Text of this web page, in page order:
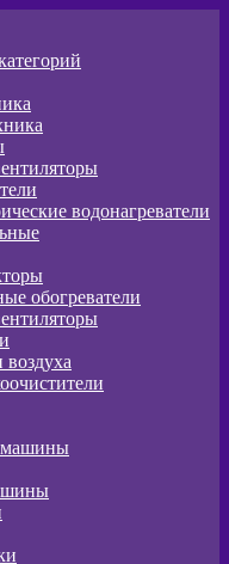
водонагреватели
обогреватели
машины